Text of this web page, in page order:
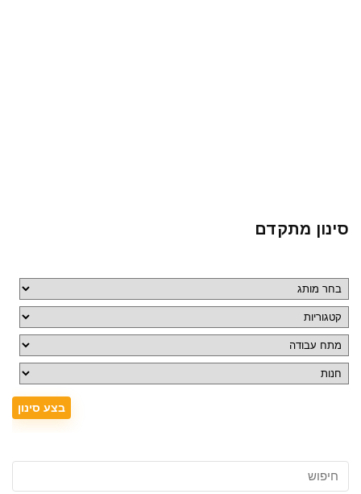
סינון מתקדם